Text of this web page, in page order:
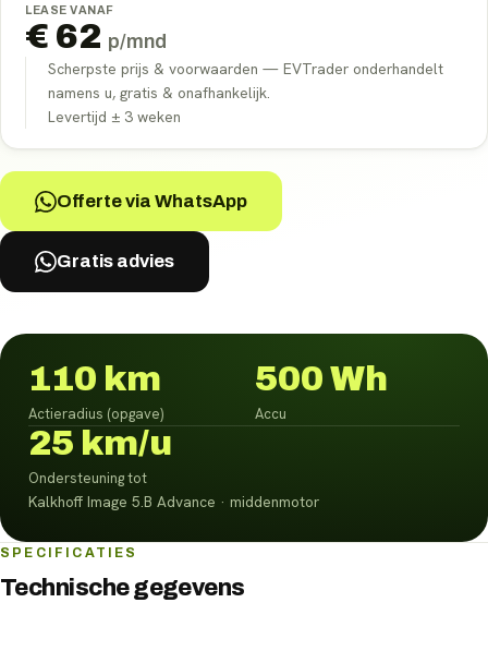
LEASE VANAF
€ 62 p/mnd
Scherpste prijs & voorwaarden — EVTrader onderhandelt
namens u, gratis & onafhankelijk.
Levertijd ± 3 weken
Offerte via WhatsApp
Gratis advies
110 km
Actieradius (opgave)
500 Wh
Accu
25 km/u
Ondersteuning tot
Kalkhoff Image 5.B Advance · middenmotor
SPECIFICATIES
Technische gegevens